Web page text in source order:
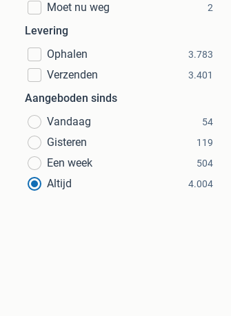
Moet nu weg
2
Levering
Ophalen
3.783
Verzenden 3.401
Aangeboden sinds
Vandaag
54
Gisteren 119
Een week 504
Altijd 4.004